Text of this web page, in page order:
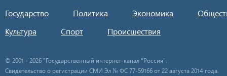
Государство Политика Экономика
Культура
Спорт Происшествия
© 2001 - 2026 "Государственный интернет-канал "Россия".
Свидетельство о регистрации СМИ Эл № ФС 77-59166 от 22 августа 2014 года.